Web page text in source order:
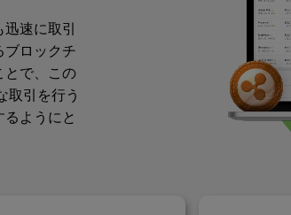
速に取引
ブロックチ
とで、この
取引を行う
ようにと